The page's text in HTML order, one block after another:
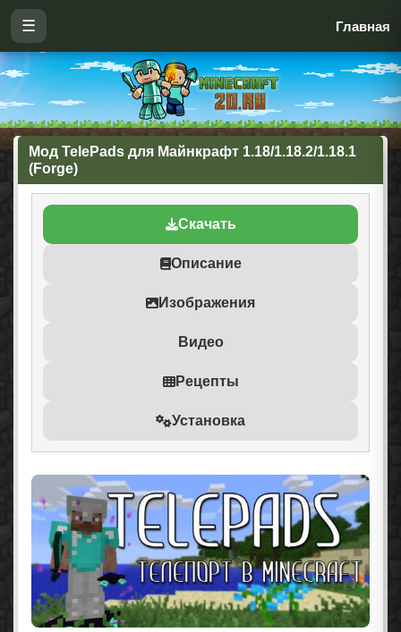
☰ Главная
Мод TelePads для Майнкрафт 1.18/1.18.2/1.18.1
(Forge)
Скачать
Описание
Изображения
Видео
Рецепты
Установка